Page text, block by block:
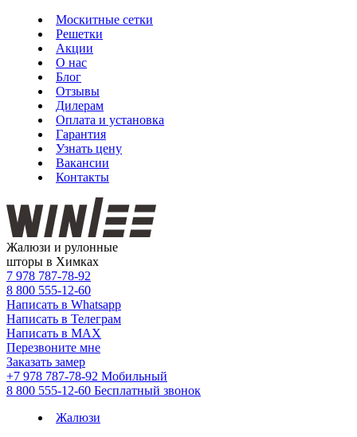
Москитные сетки
Решетки
Акции
О нас
Блог
Отзывы
Дилерам
Оплата и установка
Гарантия
Узнать цену
Вакансии
Контакты
Жалюзи и рулонные
шторы в Химках
7 978 787-78-92
8 800 555-12-60
Написать в Whatsapp
Написать в Телеграм
Написать в MAX
Перезвоните мне
Заказать замер
+7 978 787-78-92 Мобильный
8 800 555-12-60 Бесплатный звонок
Жалюзи